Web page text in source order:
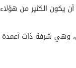
⁠ومن المتوقع أن يكون الكثير من هؤلاء
​وهي شرفة ذات أعمدة